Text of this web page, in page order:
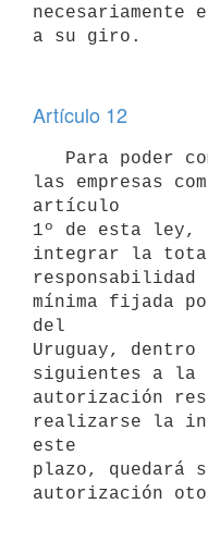
Artículo 12
las empresas
artículo
1º de esta ley,
integrar la
mínima fijada
del
Uruguay,
siguientes a la
autorización
realizarse la
este
plazo, quedará